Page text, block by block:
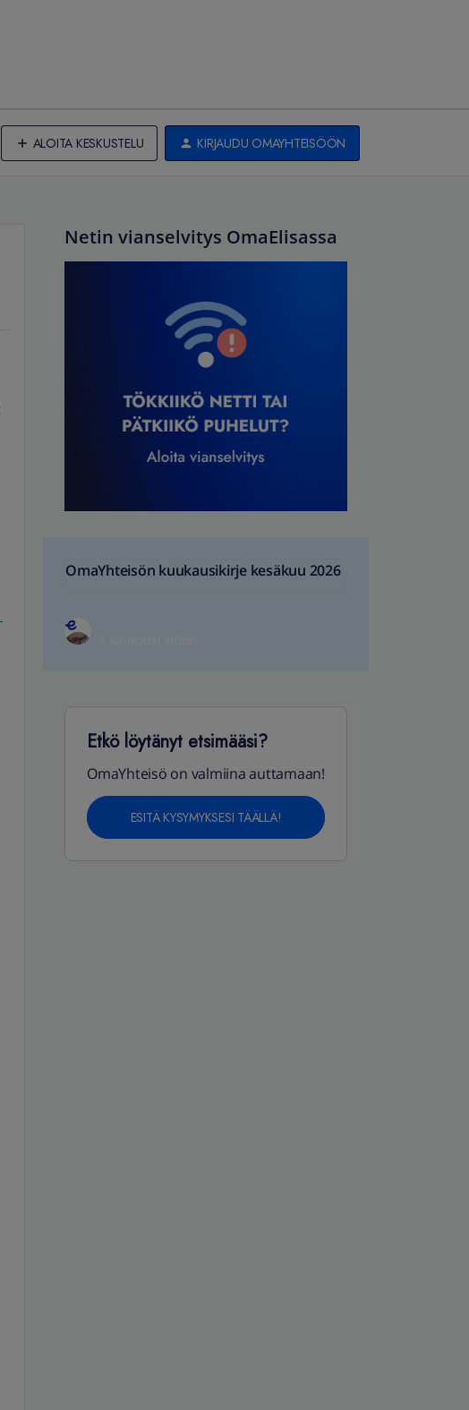
ALOITA KESKUSTELU KIRJAUDU OMAYHTEISÖÖN
Netin vianselvitys OmaElisassa
OmaYhteisön kuukausikirje kesäkuu 2026
Etkö löytänyt etsimääsi?
OmaYhteisö on valmiina auttamaan!
ESITÄ KYSYMYKSESI TÄÄLLÄ!